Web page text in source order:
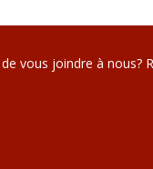
vous joindre à nous?